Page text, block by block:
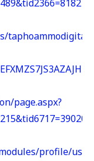
page.aspx?
profile/